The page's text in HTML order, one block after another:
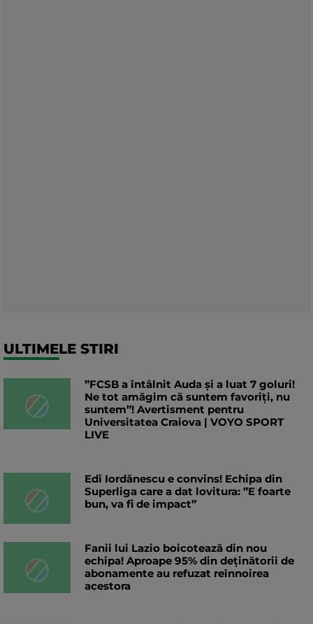
ULTIMELE STIRI
”FCSB a întâlnit Auda și a luat 7 goluri!
Ne tot amăgim că suntem favoriți, nu
suntem”! Avertisment pentru
Universitatea Craiova | VOYO SPORT
LIVE
Edi Iordănescu e convins! Echipa din
Superliga care a dat lovitura: ”E foarte
bun, va fi de impact”
Fanii lui Lazio boicotează din nou
echipa! Aproape 95% din deținătorii de
abonamente au refuzat reînnoirea
acestora